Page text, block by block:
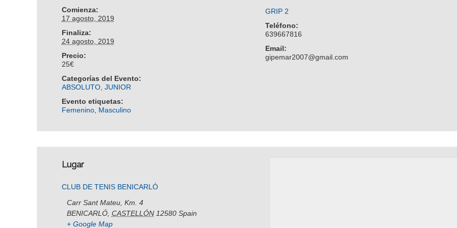
Comienza:
17 agosto, 2019
Finaliza:
24 agosto, 2019
Precio:
25€
Categorías del Evento:
ABSOLUTO, JUNIOR
Evento etiquetas:
Femenino, Masculino
GRIP 2
Teléfono:
639667816
Email:
gipemar2007@gmail.com
Lugar
CLUB DE TENIS BENICARLÓ
Carr Sant Mateu, Km. 4
BENICARLÓ, CASTELLÓN 12580 Spain
+ Google Map